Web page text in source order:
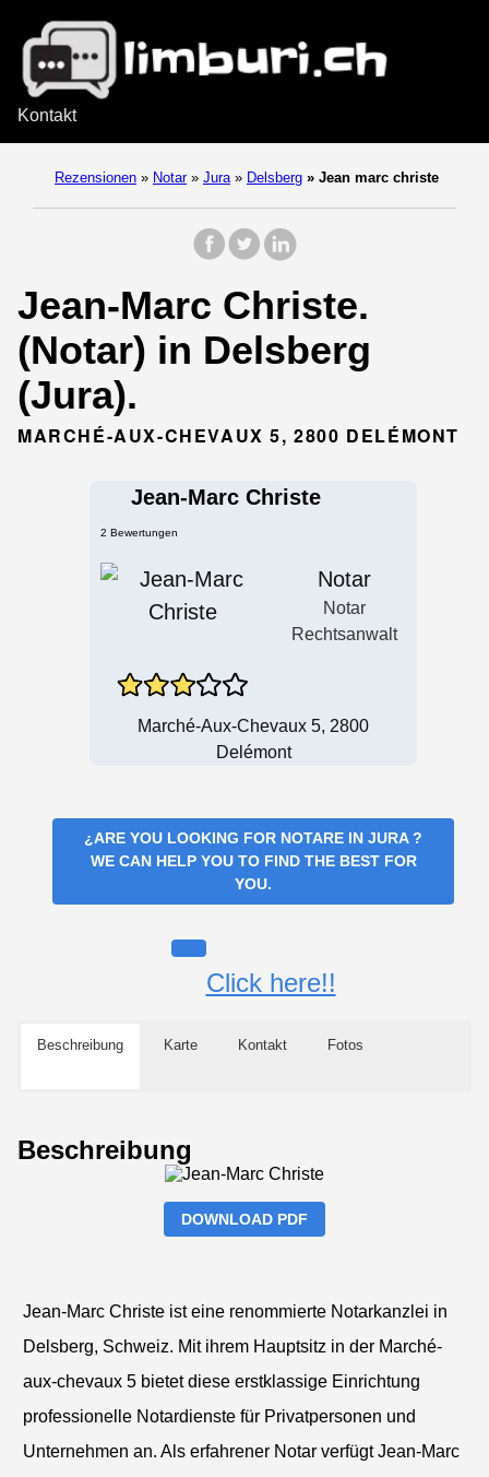
Kontakt
Rezensionen » Notar » Jura » Delsberg » Jean marc christe
Jean-Marc Christe.
(Notar) in Delsberg
(Jura).
MARCHÉ-AUX-CHEVAUX 5, 2800 DELÉMONT
Jean-Marc Christe
2 Bewertungen
Notar
Notar
Rechtsanwalt
Marché-Aux-Chevaux 5, 2800
Delémont
¿ARE YOU LOOKING FOR NOTARE IN JURA?
WE CAN HELP YOU TO FIND THE BEST FOR
YOU.
Click here!!
Beschreibung Karte Kontakt Fotos
Beschreibung
DOWNLOAD PDF
Jean-Marc Christe ist eine renommierte Notarkanzlei in
Delsberg, Schweiz. Mit ihrem Hauptsitz in der Marché-
aux-chevaux 5 bietet diese erstklassige Einrichtung
professionelle Notardienste für Privatpersonen und
Unternehmen an. Als erfahrener Notar verfügt Jean-Marc